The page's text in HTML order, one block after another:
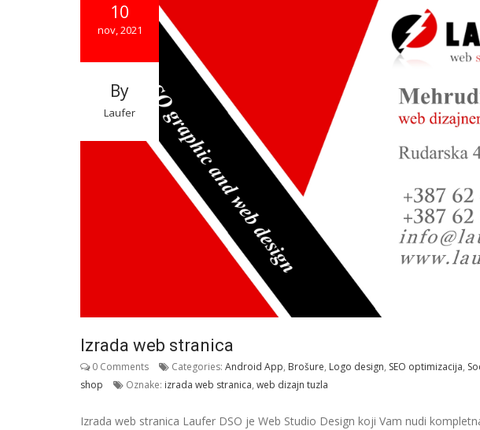
10
nov, 2021
By
Laufer
Izrada web stranica
0 Comments Categories: Android App, Brošure, Logo design, SEO optimizacija,
shop
Oznake: izrada web stranica, web dizajn tuzla
Izrada web stranica Laufer DSO je Web Studio Design koji Vam nudi